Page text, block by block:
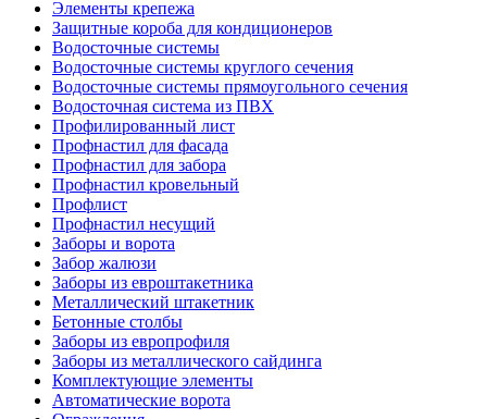
Элементы крепежа
Защитные короба для кондиционеров
Водосточные системы
Водосточные системы круглого сечения
Водосточные системы прямоугольного сечения
Водосточная система из ПВХ
Профилированный лист
Профнастил для фасада
Профнастил для забора
Профнастил кровельный
Профлист
Профнастил несущий
Заборы и ворота
Забор жалюзи
Заборы из евроштакетника
Металлический штакетник
Бетонные столбы
Заборы из европрофиля
Заборы из металлического сайдинга
Комплектующие элементы
Автоматические ворота